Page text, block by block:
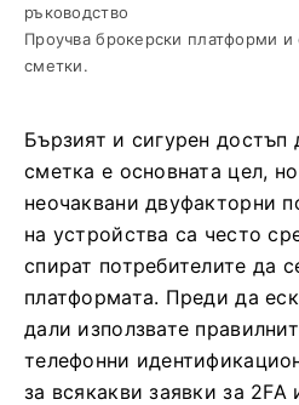
ръководство
Проучва брокерски платформи и
сметки.
Бързият и сигурен достъп
сметка е основната цел,
неочаквани двуфакторни
на устройства са често
спират потребителите да
платформата. Преди да
дали използвате
телефонни
за всякакви заявки за